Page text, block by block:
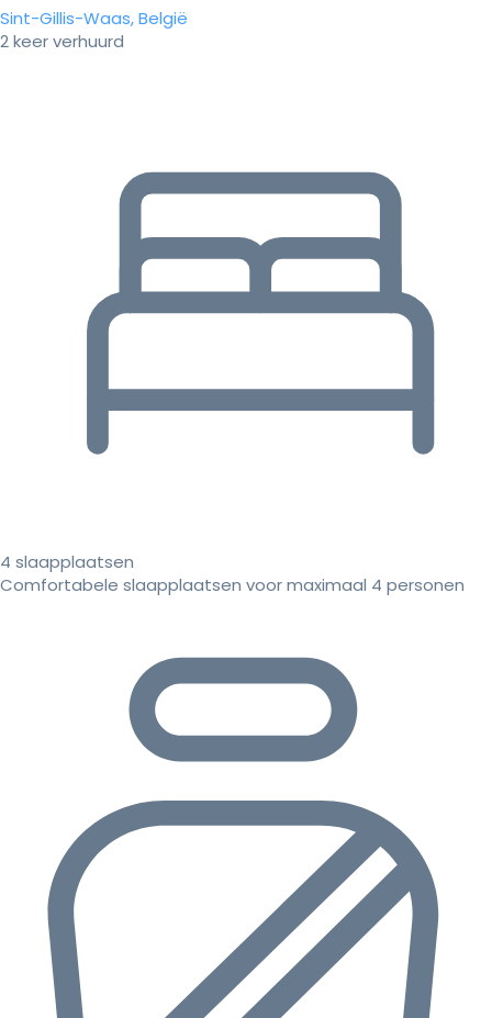
Sint-Gillis-Waas, België
2 keer verhuurd
4 slaapplaatsen
Comfortabele slaapplaatsen voor maximaal 4 personen